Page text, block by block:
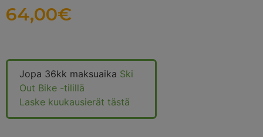
64,00€
Jopa 36kk maksuaika Ski
Out Bike -tilillä
Laske kuukausierät tästä